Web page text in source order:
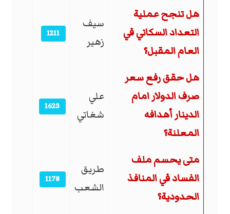
هل تنجح عملية
التعداد السكاني في
العام المقبل؟
سيف
زهير
1211
هل حقق رفع سعر
صرف الدولار امام
الدينار أهدافه
المعلنة؟
علي
شغاتي
1623
متى يحسم ملف
الفساد في المنافذ
الحدودية؟
طريق
الشعب
1178